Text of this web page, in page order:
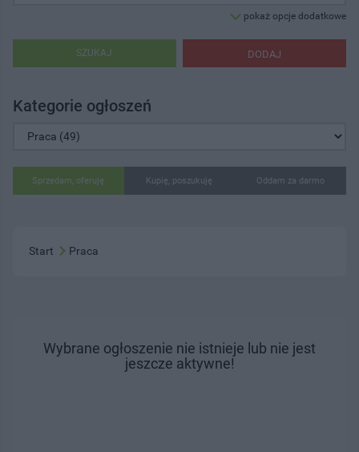
pokaż opcje dodatkowe
DODAJ
SZUKAJ
Kategorie ogłoszeń
Sprzedam, oferuję Kupię, poszukuję Oddam za darmo
Start Praca
Wybrane ogłoszenie nie istnieje lub nie jest
jeszcze aktywne!